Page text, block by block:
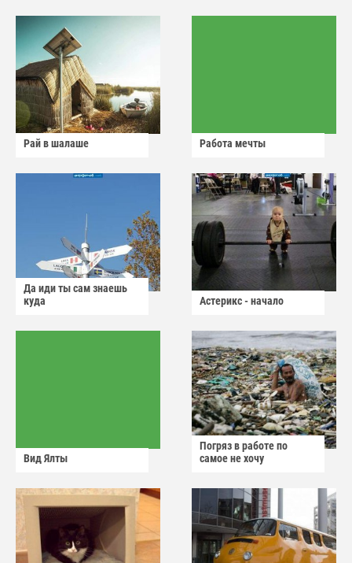
Рай в шалаше Работа мечты
Да иди ты сам знаешь
куда
Астерикс - начало
Вид Ялты
Погряз в работе по
самое не хочу